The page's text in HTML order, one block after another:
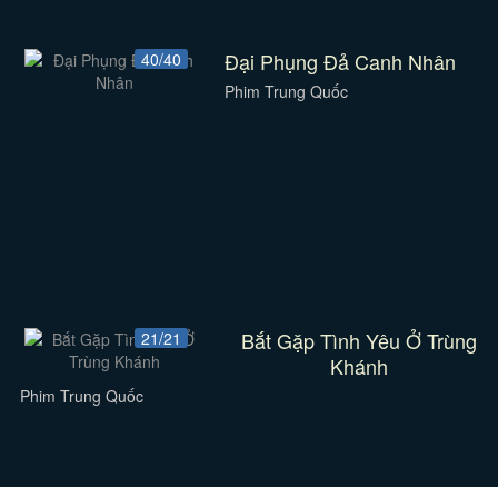
40/40 Đại Phụng Đả Canh Nhân
Phim Trung Quốc
21/21
Bắt Gặp Tình Yêu Ở Trùng
Khánh
Phim Trung Quốc